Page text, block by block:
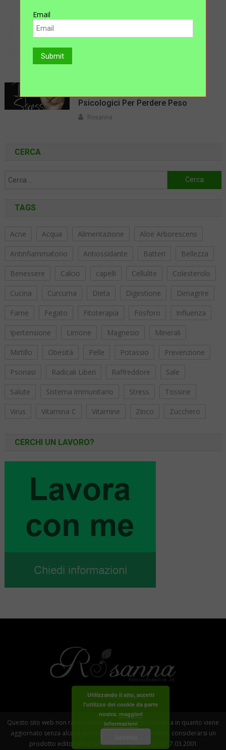
Psicologici Per Perdere Peso
Rosanna
CERCA
Ricerca
per:
TAGS
Acne Acqua Alimentazione Aloe Arborescens
Antinfiammatorio Antiossidante Batteri Bellezza
Benessere Calcio capelli Cellulite Colesterolo
Cucina Curcuma Dieta Digestione Dimagrire
Fame Fegato Fitoterapia Fosforo Influenza
Ipertensione Limone Magnesio Minerali
Mirtillo Obesità Pelle Potassio Prevenzione
Psoriasi Radicali Liberi Raffreddore Sale
Salute Sistema immunitario Stress Tossine
Virus Vitamina C Vitamine Zinco Zucchero
CERCHI UN LAVORO?
CreditsRinoRusso.it
Questo sito web non rappresenta una testata giornalistica in quanto viene
aggiornato senza alcuna periodicità . Non può pertanto considerarsi un
prodotto editoriale ai sensi della legge n° 62 del 7.03.2001
Utilizzando il sito, accetti
l'utilizzo dei cookie da parte
nostra. maggiori
informazioni
Email